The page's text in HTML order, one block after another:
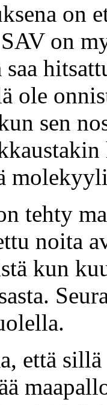
on
on
ole
sen
tehty
noita
kun
että